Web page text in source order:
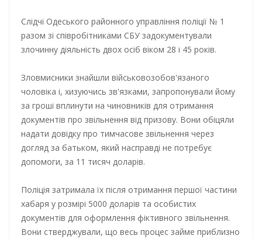
Слідчі Одеського районного управління поліції № 1
разом зі співробітниками СБУ задокументували
злочинну діяльність двох осіб віком 28 і 45 років.
Зловмисники знайшли військовозобов'язаного
чоловіка і, хизуючись зв'язками, запропонували йому
за гроші вплинути на чиновників для отримання
документів про звільнення від призову. Вони обіцяли
надати довідку про тимчасове звільнення через
догляд за батьком, який насправді не потребує
допомоги, за 11 тисяч доларів.
Поліція затримала їх після отримання першої частини
хабаря у розмірі 5000 доларів та особистих
документів для оформлення фіктивного звільнення.
Вони стверджували, що весь процес займе приблизно